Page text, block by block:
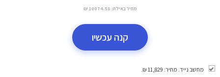
מחיר באילת: 10074.58 ₪
קנה עכשיו
מחשב נייד. מחיר: 11,829 ₪.